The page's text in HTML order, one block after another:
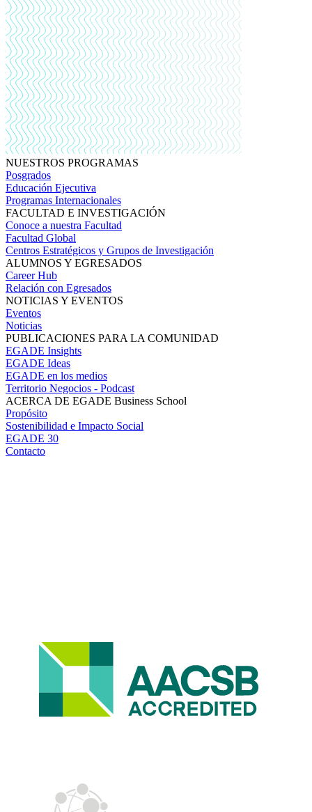
NUESTROS PROGRAMAS
Posgrados
Educación Ejecutiva
Programas Internacionales
FACULTAD E INVESTIGACIÓN
Conoce a nuestra Facultad
Facultad Global
Centros Estratégicos y Grupos de Investigación
ALUMNOS Y EGRESADOS
Career Hub
Relación con Egresados
NOTICIAS Y EVENTOS
Eventos
Noticias
PUBLICACIONES PARA LA COMUNIDAD
EGADE Insights
EGADE Ideas
EGADE en los medios
Territorio Negocios - Podcast
ACERCA DE EGADE Business School
Propósito
Sostenibilidad e Impacto Social
EGADE 30
Contacto